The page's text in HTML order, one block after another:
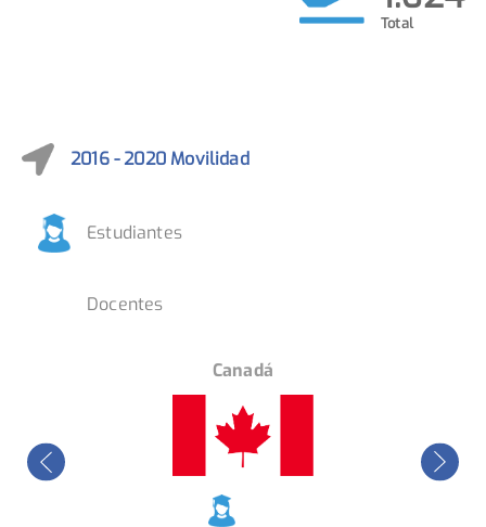
2016 - 2020 Movilidad
Estudiantes
Docentes
EE.UU